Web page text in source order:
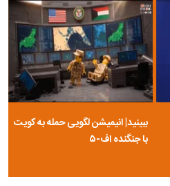
ببینید| انیمیشن لگویی حمله به کویت
با جنگنده اف-۵